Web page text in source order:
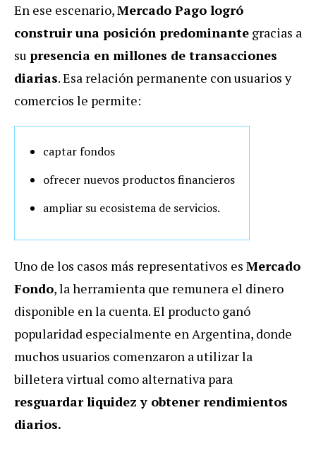
En ese escenario,Mercado Pago logró
construir una posición predominante gracias a
su presencia en millones de transacciones
diarias. Esa relación permanente con usuarios y
comercios le permite:
captar fondos
ofrecer nuevos productos financieros
ampliar su ecosistema de servicios.
Uno de los casos más representativos es Mercado
Fondo, la herramienta que remunera el dinero
disponible en la cuenta. El producto ganó
popularidad especialmente en Argentina, donde
muchos usuarios comenzaron a utilizar la
billetera virtual como alternativa para
resguardar liquidez y obtener rendimientos
diarios.